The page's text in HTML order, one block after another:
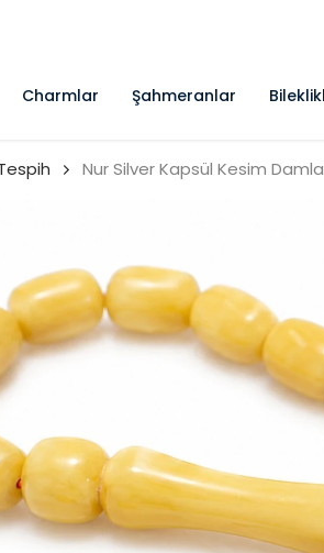
Charmlar Şahmeranlar
Nur Silver Kapsül Kesim